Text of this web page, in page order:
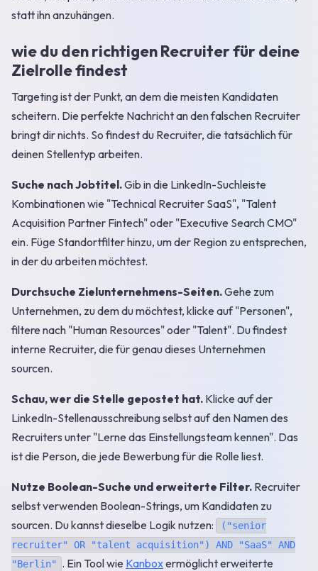
statt ihn anzuhängen.
wie du den richtigen Recruiter für deine
Zielrolle findest
Targeting ist der Punkt, an dem die meisten Kandidaten
scheitern. Die perfekte Nachricht an den falschen Recruiter
bringt dir nichts. So findest du Recruiter, die tatsächlich für
deinen Stellentyp arbeiten.
Suche nach Jobtitel.Gib in die LinkedIn-Suchleiste
Kombinationen wie "Technical Recruiter SaaS", "Talent
Acquisition Partner Fintech" oder "Executive Search CMO"
ein. Füge Standortfilter hinzu, um der Region zu entsprechen,
in der du arbeiten möchtest.
Durchsuche Zielunternehmens-Seiten.Gehe zum
Unternehmen, zu dem du möchtest, klicke auf "Personen",
filtere nach "Human Resources" oder "Talent". Du findest
interne Recruiter, die für genau dieses Unternehmen
sourcen.
Schau, wer die Stelle gepostet hat. Klicke auf der
LinkedIn-Stellenausschreibung selbst auf den Namen des
Recruiters unter "Lerne das Einstellungsteam kennen". Das
ist die Person, die jede Bewerbung für die Rolle liest.
Nutze Boolean-Suche und erweiterte Filter. Recruiter
selbst verwenden Boolean-Strings, um Kandidaten zu
sourcen. Du kannst dieselbe Logik nutzen:
("senior
recruiter" OR "talent acquisition") AND "SaaS" AND
"Berlin"
. Ein Tool wie Kanboxermöglicht erweiterte